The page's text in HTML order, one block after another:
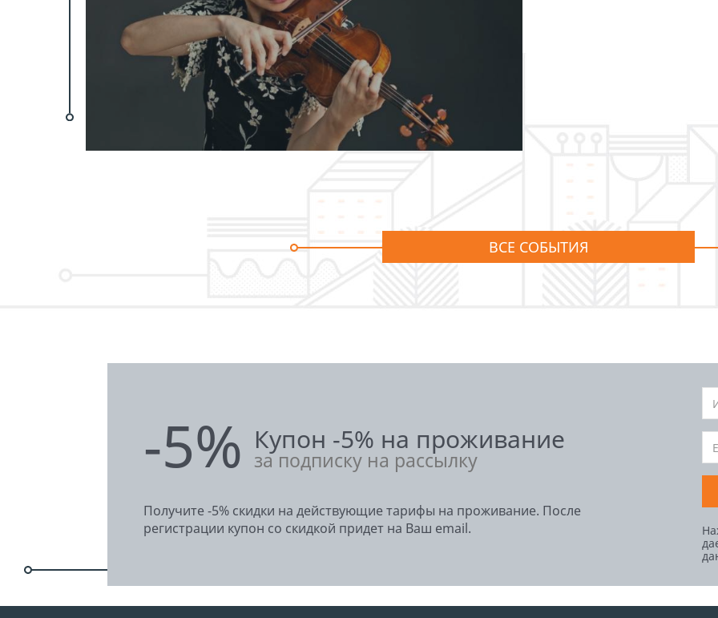
ВСЕ СОБЫТИЯ
-5% Купон -5% на проживание
за подписку на рассылку
Получите -5% скидки на действующие тарифы на проживание. После
регистрации купон со скидкой придет на Ваш email.